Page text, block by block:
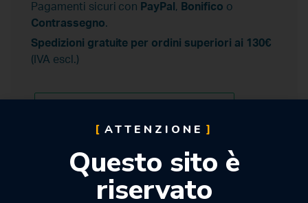
Pagamenti sicuri con PayPal , Bonifico o
Contrassegno.
Spedizioni gratuite per ordini superiori ai 130€
(IVA escl.)
ATTENZIONE
Questo sito è
riservato